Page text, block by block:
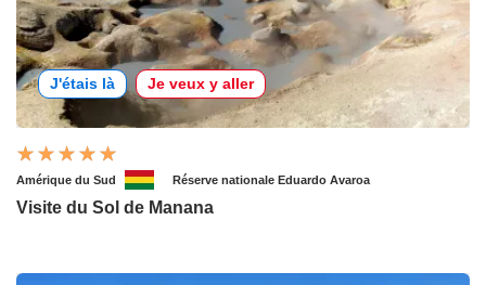
J'étais là Je veux y aller
Amérique du Sud Réserve nationale Eduardo Avaroa
Visite du Sol de Manana